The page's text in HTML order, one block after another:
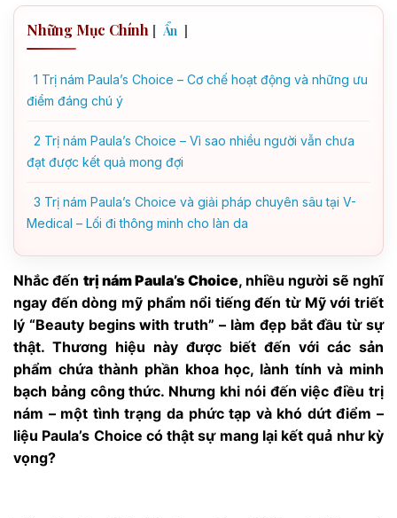
Những Mục Chính [ Ẩn ]
1 Trị nám Paula’s Choice – Cơ chế hoạt động và những ưu
điểm đáng chú ý
2 Trị nám Paula’s Choice – Vì sao nhiều người vẫn chưa
đạt được kết quả mong đợi
3 Trị nám Paula’s Choice và giải pháp chuyên sâu tại V-
Medical – Lối đi thông minh cho làn da
Nhắc đến trị nám Paula’s Choice, nhiều người sẽ nghĩ
ngay đến dòng mỹ phẩm nổi tiếng đến từ Mỹ với triết
lý “Beauty begins with truth” – làm đẹp bắt đầu từ sự
thật. Thương hiệu này được biết đến với các sản
phẩm chứa thành phần khoa học, lành tính và minh
bạch bảng công thức. Nhưng khi nói đến việc điều trị
nám – một tình trạng da phức tạp và khó dứt điểm –
liệu Paula’s Choice có thật sự mang lại kết quả như kỳ
vọng?